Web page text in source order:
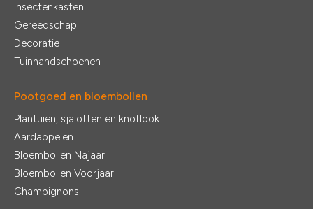
Insectenkasten
Gereedschap
Decoratie
Tuinhandschoenen
Pootgoed en bloembollen
Plantuien, sjalotten en knoflook
Aardappelen
Bloembollen Najaar
Bloembollen Voorjaar
Champignons